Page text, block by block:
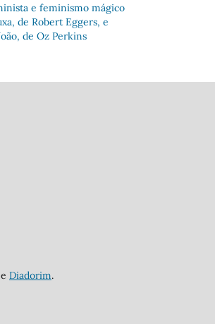
e feminismo mágico
de Robert Eggers, e
de Oz Perkins
e Diadorim.